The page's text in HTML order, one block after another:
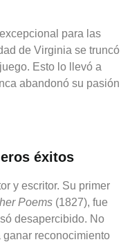
para las
de Virginia se truncó
Esto lo llevó a
abandonó su pasión
éxitos
y escritor. Su primer
Poems (1827), fue
desapercibido. No
reconocimiento